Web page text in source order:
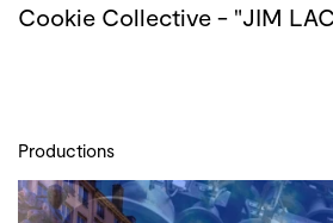
Cookie Collective - "JIM
Productions